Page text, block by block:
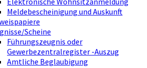
Meldebescheinigung und Auskunft
Scheine
Führungszeugnis oder
Gewerbezentralregister -Auszug
Amtliche Beglaubigung